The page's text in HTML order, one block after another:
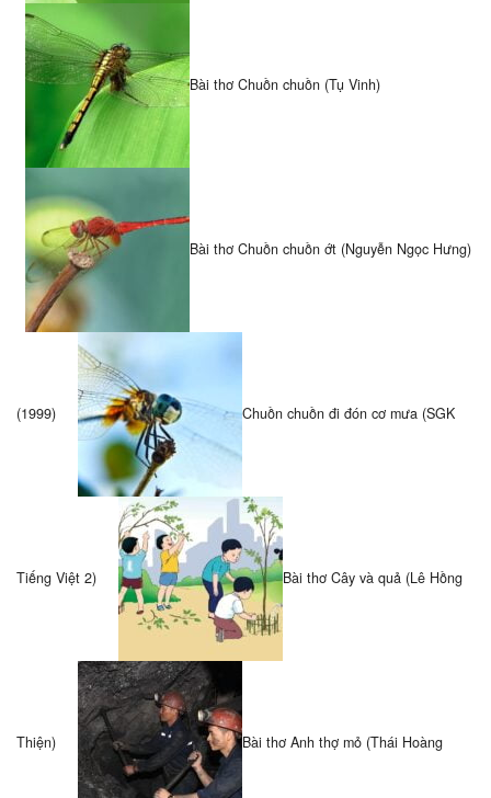
Bài thơ Chuồn chuồn (Tụ Vinh)
Bài thơ Chuồn chuồn ớt (Nguyễn Ngọc Hưng)
(1999) Chuồn chuồn đi đón cơ mưa (SGK
Tiếng Việt 2) Bài thơ Cây và quả (Lê Hồng
Thiện) Bài thơ Anh thợ mỏ (Thái Hoàng